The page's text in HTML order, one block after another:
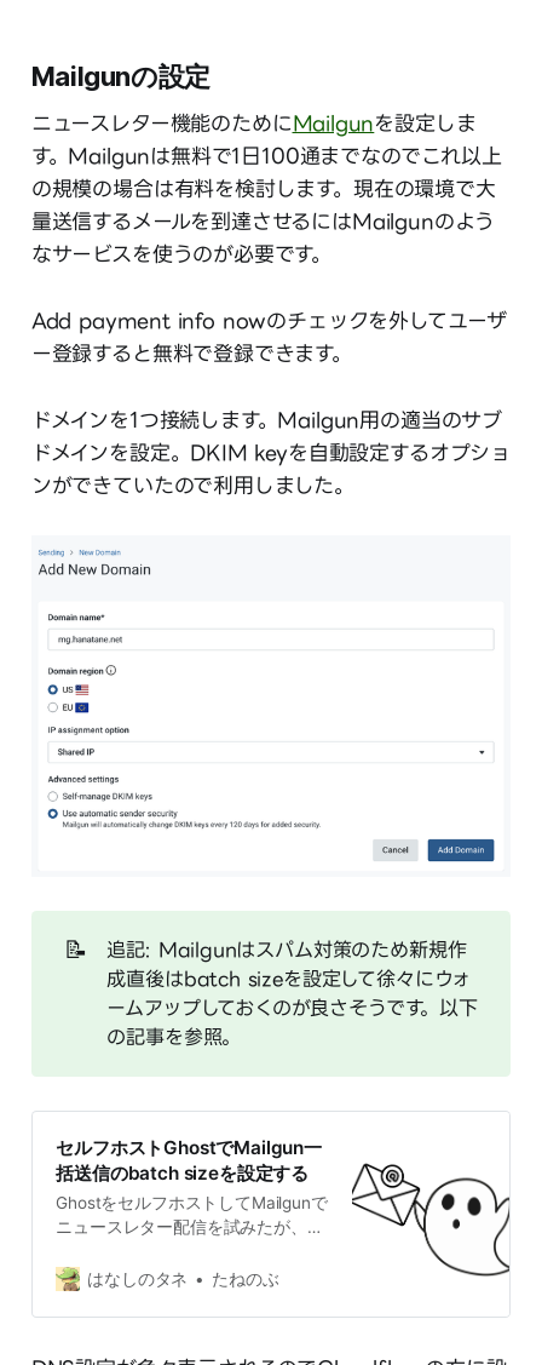
Mailgunの設定
ニュースレター機能のためにMailgunを設定しま
す。Mailgunは無料で1日100通までなのでこれ以上
の規模の場合は有料を検討します。現在の環境で大
量送信するメールを到達させるにはMailgunのよう
なサービスを使うのが必要です。
Add payment info nowのチェックを外してユーザ
ー登録すると無料で登録できます。
ドメインを1つ接続します。Mailgun用の適当のサブ
ドメインを設定。DKIM keyを自動設定するオプショ
ンができていたので利用しました。
📝
追記: Mailgunはスパム対策のため新規作
成直後はbatch sizeを設定して徐々にウォ
ームアップしておくのが良さそうです。以下
の記事を参照。
セルフホストGhostでMailgun一
括送信のbatch sizeを設定する
GhostをセルフホストしてMailgunで
ニュースレター配信を試みたが、
信に失敗。Ghost側でbatchSizeの設
含めた対策をまとめました。
はなしのタネ たねのぶ